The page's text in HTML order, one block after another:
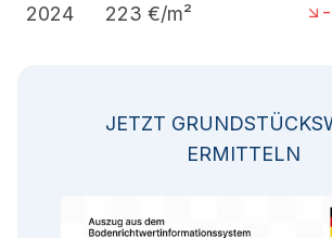
2024 223 €/m²
JETZT
ERMITTELN